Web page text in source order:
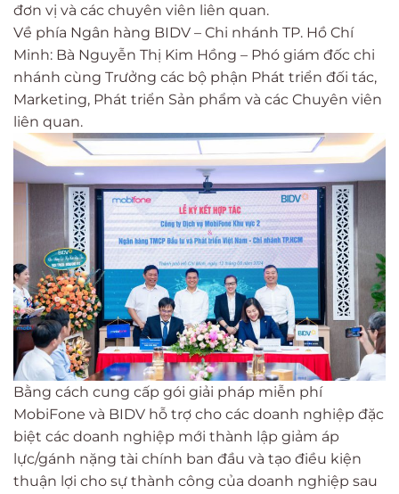
đơn vị và các chuyên viên liên quan.
Về phía Ngân hàng BIDV – Chi nhánh TP. Hồ Chí
Minh: Bà Nguyễn Thị Kim Hồng – Phó giám đốc chi
nhánh cùng Trưởng các bộ phận Phát triển đối tác,
Marketing, Phát triển Sản phẩm và các Chuyên viên
liên quan.
Bằng cách cung cấp gói giải pháp miễn phí
MobiFone và BIDV hỗ trợ cho các doanh nghiệp đặc
biệt các doanh nghiệp mới thành lập giảm áp
lực/gánh nặng tài chính ban đầu và tạo điều kiện
thuận lợi cho sự thành công của doanh nghiệp sau